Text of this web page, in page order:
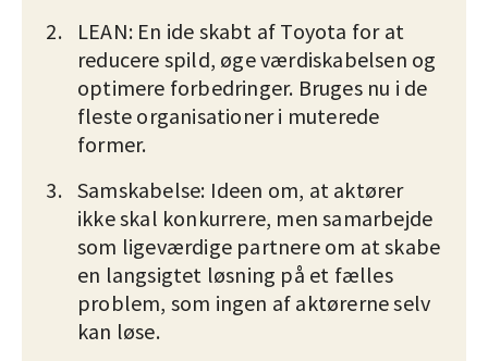
LEAN: En ide skabt af Toyota for at
reducere spild, øge værdiskabelsen og
optimere forbedringer. Bruges nu i de
fleste organisationer i muterede
former.
Samskabelse: Ideen om, at aktører
ikke skal konkurrere, men samarbejde
som ligeværdige partnere om at skabe
en langsigtet løsning på et fælles
problem, som ingen af aktørerne selv
kan løse.